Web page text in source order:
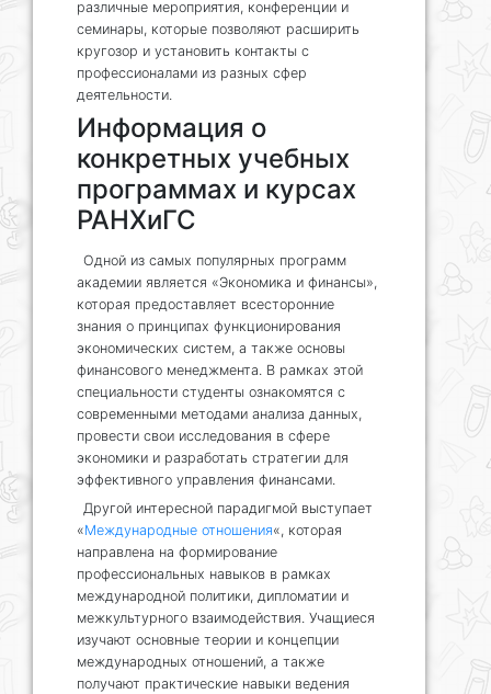
различные мероприятия, конференции и
семинары, которые позволяют расширить
кругозор и установить контакты с
профессионалами из разных сфер
деятельности.
Информация о
конкретных учебных
программах и курсах
РАНХиГС
Одной из самых популярных программ
академии является «Экономика и финансы»,
которая предоставляет всесторонние
знания о принципах функционирования
экономических систем, а также основы
финансового менеджмента. В рамках этой
специальности студенты ознакомятся с
современными методами анализа данных,
провести свои исследования в сфере
экономики и разработать стратегии для
эффективного управления финансами.
Другой интересной парадигмой выступает
«Международные отношения«, которая
направлена на формирование
профессиональных навыков в рамках
международной политики, дипломатии и
межкультурного взаимодействия. Учащиеся
изучают основные теории и концепции
международных отношений, а также
получают практические навыки ведения